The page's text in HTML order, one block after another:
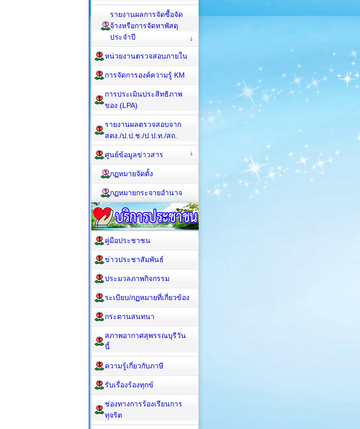
รายงานผลการจัดซื้อจัด
จ้างหรือการจัดหาพัสดุ
ประจำปี
หน่วยงานตรวจสอบภายใน
การจัดการองค์ความรู้ KM
การประเมินประสิทธิภาพ
ของ (LPA)
รายงานผลตรวจสอบจาก
สตง./ป.ป.ช./ป.ป.ท./สถ.
ศูนย์ข้อมูลข่าวสาร
กฏหมายจัดตั้ง
กฏหมายกระจายอำนาจ
คู่มือประชาชน
ข่าวประชาสัมพันธ์
ประมวลภาพกิจกรรม
ระเบียบ/กฏหมายที่เกี่ยวข้อง
กระดานสนทนา
สภาพอากาศสุพรรณบุรีวัน
นี้
ความรู้เกี่ยวกับภาษี
รับเรื่องร้องทุกข์
ช่องทางการร้องเรียนการ
ทุจริต